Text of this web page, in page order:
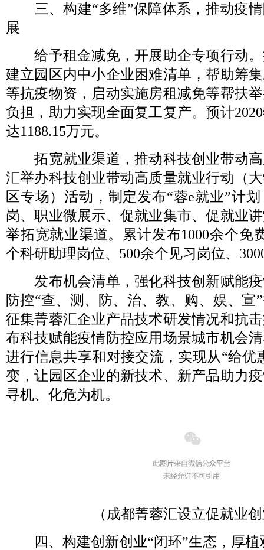
三、构建“多维”保障体系，推动疫情
展
给予租金减免，开展助企专项行动。
建立园区内中小企业困难清单，帮助筹
等抗疫物资，启动实施房租减免等帮扶
负担，助力实现全面复工复产。预计
达1188.15万元。
拓宽就业渠道，推动科技创业带动高
汇举办科技创业带动高质量就业行动（
区专场）活动，制定发布“蓉e就业”计
岗、职业微展示、促就业集市、促就业
举拓宽就业渠道。累计发布1000余个免
个科研助理岗位、500余个见习岗位、
发布机会清单，强化科技创新赋能疫
防控“查、测、防、治、教、购、娱、宣
征集菁蓉汇企业产品技术研发情况和抗
布科技赋能疫情防控应用场景城市机会
进行信息共享和对接交流，实现从“给优
变，让园区企业的新技术、新产品助力
寻机、化危为机。
（成都菁蓉汇设立促就业创
四、构建创新创业“闭环”生态，厚植